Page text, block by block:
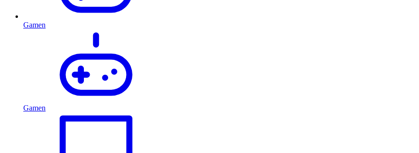
Gamen
Gamen